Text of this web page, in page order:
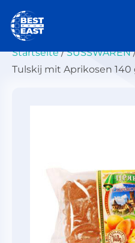
Inhalt
springen
Startseite/SÜSSWAREN
Tulskij mit Aprikosen 140